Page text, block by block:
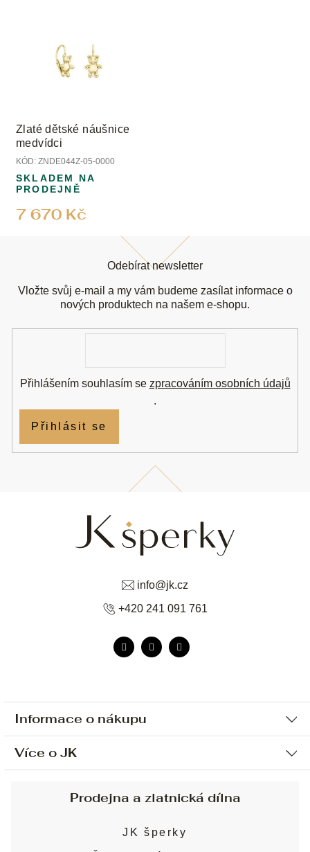
Zlaté dětské náušnice
medvídci
KÓD: ZNDE044Z-05-0000
7 670 Kč
SKLADEM NA
PRODEJNĚ
Informace o nákupu
Ochrana osobních údajů
Sjednání osobní schůzky
Obchodní podmínky
Více o JK
info@jk.cz
+420 241 091 761
Odebírat newsletter
Vložte svůj e-mail a my vám budeme zasílat informace o
nových produktech na našem e-shopu.
Přihlášením souhlasím se zpracováním osobních údajů
.
Přihlásit se
Prodejna a zlatnická dílna
JK šperky